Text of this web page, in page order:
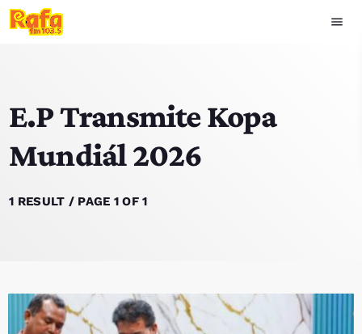
menu
play_arrow OUVIR RAFA
HOME
TOP 15
E.P Transmite Kopa
Mundiál 2026
1 RESULT / PAGE 1 OF 1